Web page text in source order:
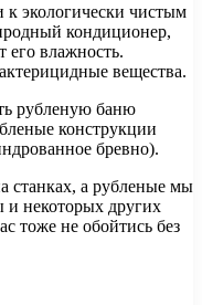
экологически чистым
кондиционер,
его влажность.
вещества.
рубленую баню
конструкции
бревно).
станках, а рубленые мы
некоторых других
тоже не обойтись без